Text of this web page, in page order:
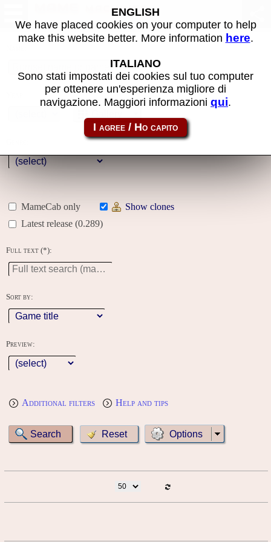
MAME machines
MameCab only
Show clones
Latest release (0.289)
Full text (*):
Sort by:
Preview:
Additional filters Help and tips
Options
ENGLISH
We have placed cookies on your computer to help
make this website better. More information here.
ITALIANO
Sono stati impostati dei cookies sul tuo computer
per ottenere un'esperienza migliore di
navigazione. Maggiori informazioni qui.